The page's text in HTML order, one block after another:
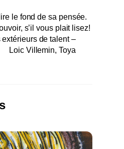
le fond de sa pensée.
s’il vous plait lisez!
de talent –
Loic Villemin, Toya